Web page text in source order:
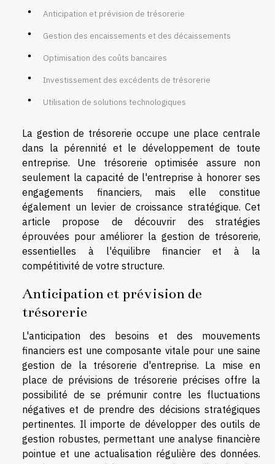
Anticipation et prévision de trésorerie
Gestion des encaissements et des décaissements
Optimisation des coûts bancaires
Investissement des excédents de trésorerie
Utilisation de solutions technologiques
La gestion de trésorerie occupe une place centrale
dans la pérennité et le développement de toute
entreprise. Une trésorerie optimisée assure non
seulement la capacité de l'entreprise à honorer ses
engagements financiers, mais elle constitue
également un levier de croissance stratégique. Cet
article propose de découvrir des stratégies
éprouvées pour améliorer la gestion de trésorerie,
essentielles à l'équilibre financier et à la
compétitivité de votre structure.
Anticipation et prévision de
trésorerie
L'anticipation des besoins et des mouvements
financiers est une composante vitale pour une saine
gestion de la trésorerie d'entreprise. La mise en
place de prévisions de trésorerie précises offre la
possibilité de se prémunir contre les fluctuations
négatives et de prendre des décisions stratégiques
pertinentes. Il importe de développer des outils de
gestion robustes, permettant une analyse financière
pointue et une actualisation régulière des données.